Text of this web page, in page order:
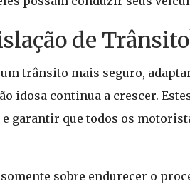
de
trânsito mais seguro,
idosa continua a crescer.
garantir que todos os
sobre endurecer o